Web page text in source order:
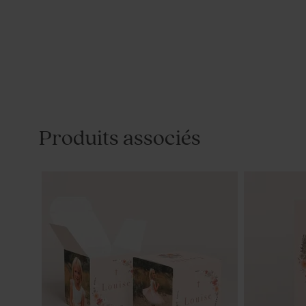
Produits associés